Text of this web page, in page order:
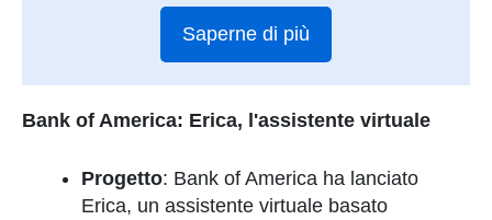
Saperne di più
Bank of America: Erica, l'assistente virtuale
Progetto: Bank of America ha lanciato
Erica, un assistente virtuale basato